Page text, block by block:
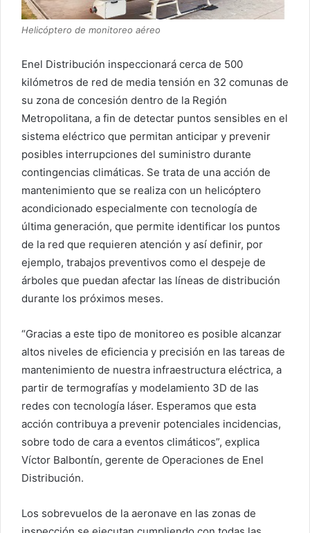
Helicóptero de monitoreo aéreo
Enel Distribución inspeccionará cerca de 500
kilómetros de red de media tensión en 32 comunas de
su zona de concesión dentro de la Región
Metropolitana, a fin de detectar puntos sensibles en el
sistema eléctrico que permitan anticipar y prevenir
posibles interrupciones del suministro durante
contingencias climáticas. Se trata de una acción de
mantenimiento que se realiza con un helicóptero
acondicionado especialmente con tecnología de
última generación, que permite identificar los puntos
de la red que requieren atención y así definir, por
ejemplo, trabajos preventivos como el despeje de
árboles que puedan afectar las líneas de distribución
durante los próximos meses.
“Gracias a este tipo de monitoreo es posible alcanzar
altos niveles de eficiencia y precisión en las tareas de
mantenimiento de nuestra infraestructura eléctrica, a
partir de termografías y modelamiento 3D de las
redes con tecnología láser. Esperamos que esta
acción contribuya a prevenir potenciales incidencias,
sobre todo de cara a eventos climáticos”, explica
Víctor Balbontín, gerente de Operaciones de Enel
Distribución.
Los sobrevuelos de la aeronave en las zonas de